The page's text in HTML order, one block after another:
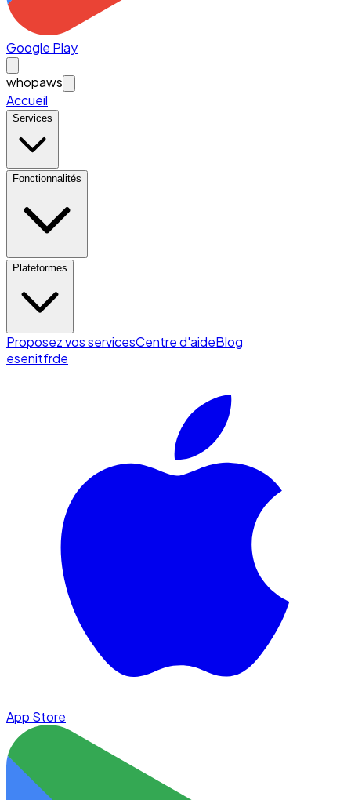
Google Play
whopaws
Accueil
Services
Fonctionnalités
Plateformes
Proposez vos servicesCentre d'aideBlog
esenitfrde
App Store